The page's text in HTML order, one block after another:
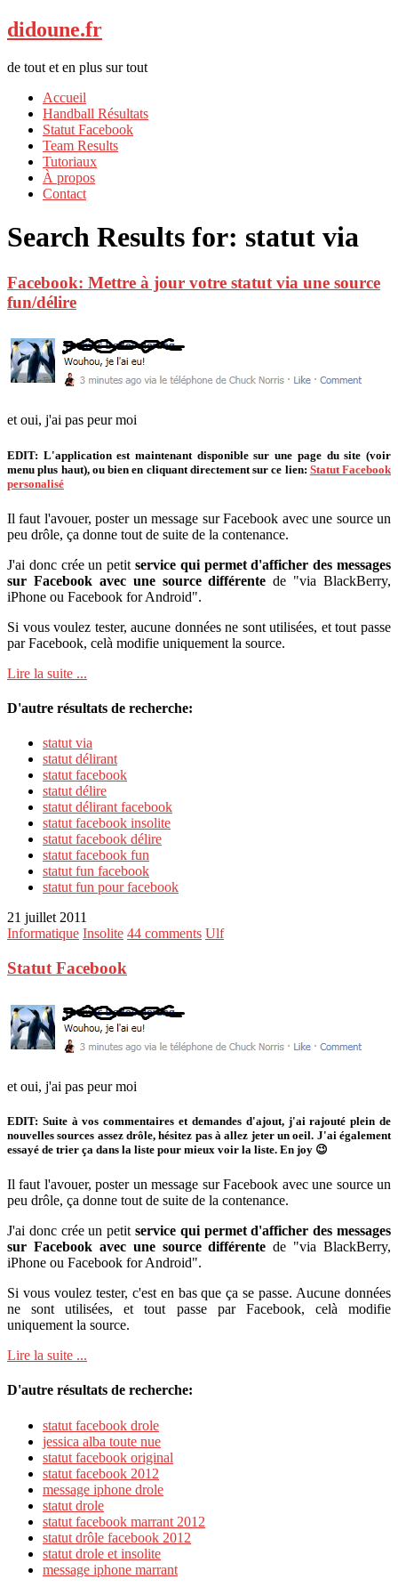
didoune.fr
de tout et en plus sur tout
Accueil
Handball Résultats
Statut Facebook
Team Results
Tutoriaux
À propos
Contact
Search Results for: statut via
Facebook: Mettre à jour votre statut via une source
fun/délire
et oui, j'ai pas peur moi
EDIT: L'application est maintenant disponible sur une page du site (voir
menu plus haut), ou bien en cliquant directement sur ce lien: Statut Facebook
personalisé
Il faut l'avouer, poster un message sur Facebook avec une source un
peu drôle, ça donne tout de suite de la contenance.
J'ai donc crée un petit service qui permet d'afficher des messages
sur Facebook avec une source différente de "via BlackBerry,
iPhone ou Facebook for Android".
Si vous voulez tester, aucune données ne sont utilisées, et tout passe
par Facebook, celà modifie uniquement la source.
Lire la suite ...
D'autre résultats de recherche:
statut via
statut délirant
statut facebook
statut délire
statut délirant facebook
statut facebook insolite
statut facebook délire
statut facebook fun
statut fun facebook
statut fun pour facebook
21 juillet 2011
Informatique Insolite 44 comments Ulf
Statut Facebook
et oui, j'ai pas peur moi
EDIT: Suite à vos commentaires et demandes d'ajout, j'ai rajouté plein de
nouvelles sources assez drôle, hésitez pas à allez jeter un oeil. J'ai également
essayé de trier ça dans la liste pour mieux voir la liste. En joy 😉
Il faut l'avouer, poster un message sur Facebook avec une source un
peu drôle, ça donne tout de suite de la contenance.
J'ai donc crée un petit service qui permet d'afficher des messages
sur Facebook avec une source différente de "via BlackBerry,
iPhone ou Facebook for Android".
Si vous voulez tester, c'est en bas que ça se passe. Aucune données
ne sont utilisées, et tout passe par Facebook, celà modifie
uniquement la source.
Lire la suite ...
D'autre résultats de recherche:
statut facebook drole
jessica alba toute nue
statut facebook original
statut facebook 2012
message iphone drole
statut drole
statut facebook marrant 2012
statut drôle facebook 2012
statut drole et insolite
message iphone marrant